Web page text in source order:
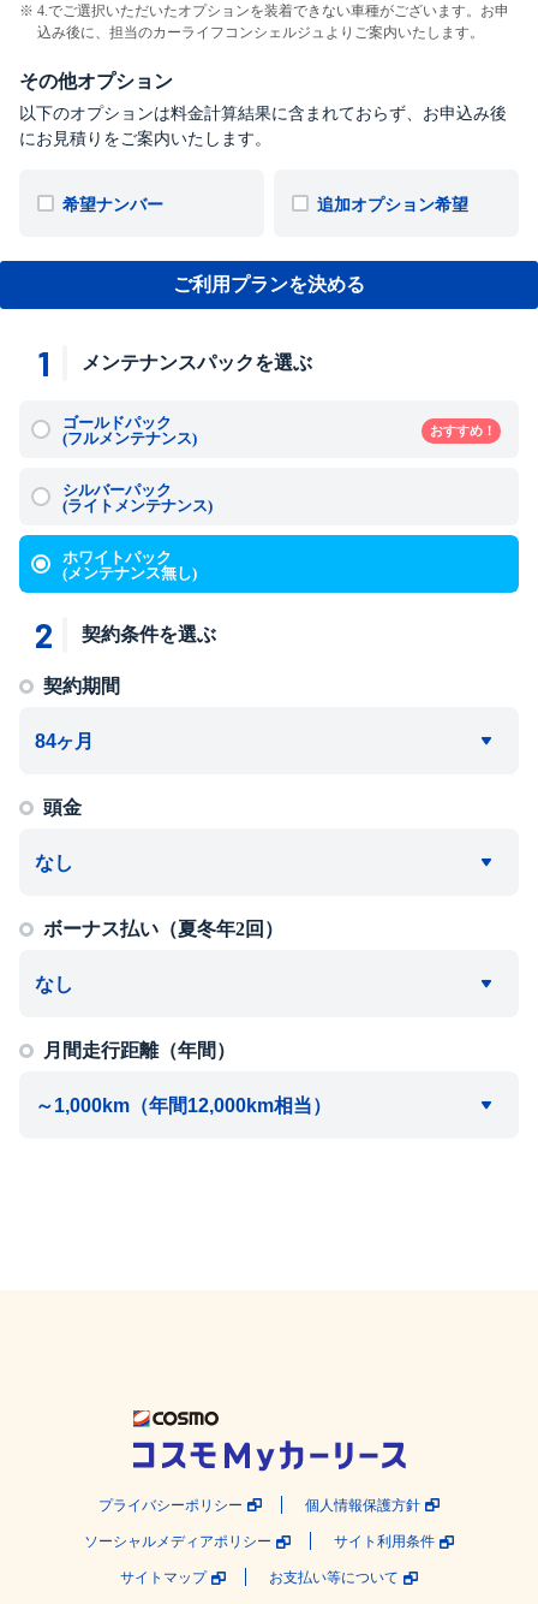
4.でご選択いただいたオプションを装着できない車種がございます。お申
込み後に、担当のカーライフコンシェルジュよりご案内いたします。
その他オプション
以下のオプションは料金計算結果に含まれておらず、お申込み後
にお見積りをご案内いたします。
希望ナンバー 追加オプション希望
ご利用プランを決める
1 メンテナンスパックを選ぶ
ゴールドパック
(フルメンテナンス)
おすすめ！
シルバーパック
(ライトメンテナンス)
ホワイトパック
(メンテナンス無し)
2 契約条件を選ぶ
契約期間
頭金
ボーナス払い（夏冬年2回）
月間走行距離（年間）
プライバシーポリシー 個人情報保護方針
ソーシャルメディアポリシー サイト利用条件
サイトマップ お支払い等について